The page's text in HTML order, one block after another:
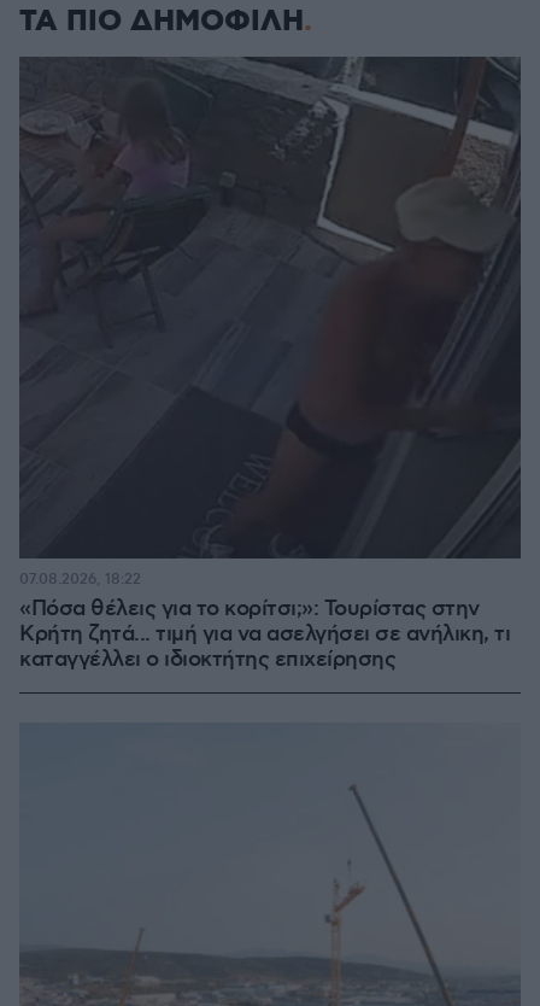
ΤΑ ΠΙΟ ΔΗΜΟΦΙΛΗ
«Πόσα θέλεις για το κορίτσι;»: Τουρίστας στην
Κρήτη ζητά... τιμή για να ασελγήσει σε ανήλικη, τι
καταγγέλλει ο ιδιοκτήτης επιχείρησης
07.08.2026, 18:22